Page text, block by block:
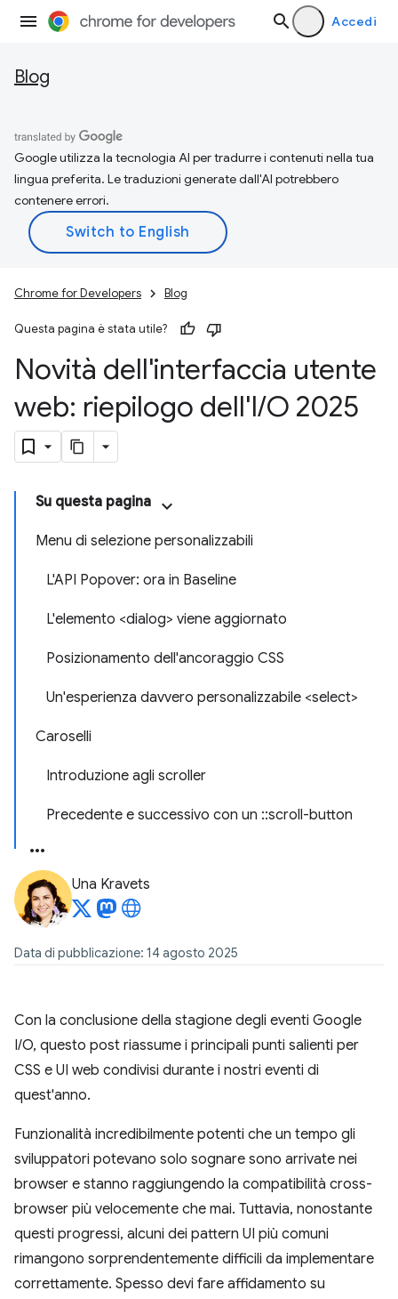
Accedi
Blog
Google utilizza la tecnologia AI per tradurre i contenuti nella tua
lingua preferita. Le traduzioni generate dall'AI potrebbero
contenere errori.
Chrome for Developers Blog
Questa pagina è stata utile?
Novità dell'interfaccia utente
web: riepilogo dell'I/O 2025
Su questa pagina
Menu di selezione personalizzabili
L'API Popover: ora in Baseline
L'elemento <dialog> viene aggiornato
Posizionamento dell'ancoraggio CSS
Un'esperienza davvero personalizzabile <select>
Caroselli
Introduzione agli scroller
Precedente e successivo con un ::scroll-button
Una Kravets
Data di pubblicazione: 14 agosto 2025
Con la conclusione della stagione degli eventi Google
I/O, questo post riassume i principali punti salienti per
CSS e UI web condivisi durante i nostri eventi di
quest'anno.
Funzionalità incredibilmente potenti che un tempo gli
sviluppatori potevano solo sognare sono arrivate nei
browser e stanno raggiungendo la compatibilità cross-
browser più velocemente che mai. Tuttavia, nonostante
questi progressi, alcuni dei pattern UI più comuni
rimangono sorprendentemente difficili da implementare
correttamente. Spesso devi fare affidamento su